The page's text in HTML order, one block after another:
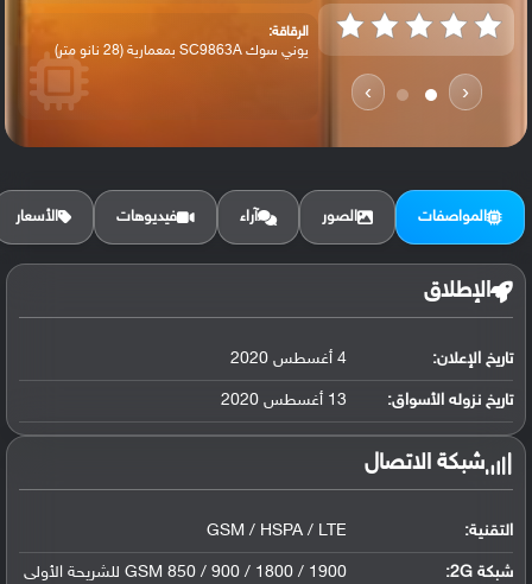
‹
›
الرقاقة:
يوني سوك SC9863A بمعمارية (28 نانو متر)
الرام / التخزين:
البطارية:
ليثيوم أيون سعة 3040 مللي أمبير, قابلة ل...
المواصفات الصور آراء فيديوهات الأسعار
الإطلاق
تاريخ الإعلان: 4 أغسطس 2020
تاريخ نزوله الأسواق: 13 أغسطس 2020
شبكة الاتصال
التقنية: GSM / HSPA / LTE
شبكة 2G:
GSM 850 / 900 / 1800 / 1900 للشريحة الأولى